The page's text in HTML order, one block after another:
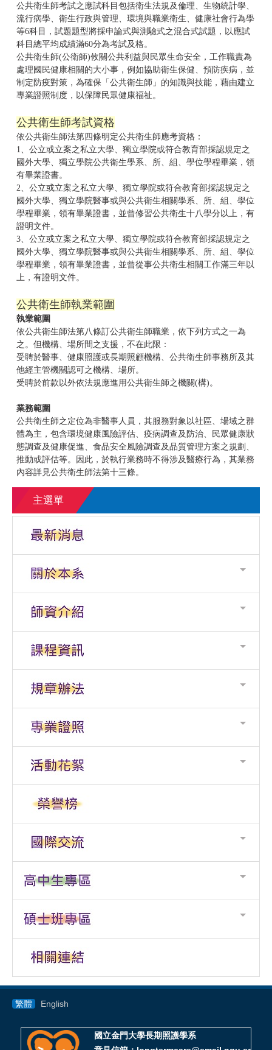
公共衛生師考試之應試科目包括衛生法規及倫理、生物統計學、
流行病學、衛生行政與管理、環境與職業衛生、健康社會行為學
等6科目，試題題型將採申論式與測驗式之混合式試題，以應試
科目總平均成績滿60分為考試及格。
公共衛生師(公衛師)攸關公共利益與民眾生命安全，工作職責為
處理國民健康相關的大小事，例如協助衛生保健、預防疾病，並
制定防疫對策，為確保「公共衛生師」的知識與技能，藉由建立
專業證照制度，以保障民眾健康福祉。
公共衛生師考試資格
依公共衛生師法第四條明定公共衛生師應考資格：
1、公立或立案之私立大學、獨立學院或符合教育部採認規定之
國外大學、獨立學院公共衛生學系、所、組、學位學程畢業，領
有畢業證書。
2、公立或立案之私立大學、獨立學院或符合教育部採認規定之
國外大學、獨立學院醫事或與公共衛生相關學系、所、組、學位
學程畢業，領有畢業證書，並曾修習公共衛生十八學分以上，有
證明文件。
3、公立或立案之私立大學、獨立學院或符合教育部採認規定之
國外大學、獨立學院醫事或與公共衛生相關學系、所、組、學位
學程畢業，領有畢業證書，並曾從事公共衛生相關工作滿三年以
上，有證明文件。
公共衛生師執業範圍
執業範圍
依公共衛生師法第八條訂公共衛生師職業，依下列方式之一為
之。但機構、場所間之支援，不在此限：
受聘於醫事、健康照護或長期照顧機構、公共衛生師事務所及其
他經主管機關認可之機構、場所。
受聘於前款以外依法規應進用公共衛生師之機關(構)。
業務範圍
公共衛生師之定位為非醫事人員，其服務對象以社區、場域之群
體為主，包含環境健康風險評估、疫病調查及防治、民眾健康狀
態調查及健康促進、食品安全風險調查及品質管理方案之規劃、
推動或評估等。因此，於執行業務時不得涉及醫療行為，其業務
內容詳見公共衛生師法第十三條。
主選單
繁體 English
國立金門大學長期照護學系